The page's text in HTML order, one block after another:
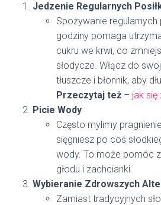
Jedzenie Regularnych
Spożywanie
godziny pomaga
cukru we krwi, co
słodycze. Włącz do
tłuszcze i błonnik, aby
Przeczytaj też – jak
Picie Wody
Często mylimy
sięgniesz po coś
wody. To może pomóc
głodu i zachcianki.
Wybieranie Zdrowszych
Zamiast tradycyjnych